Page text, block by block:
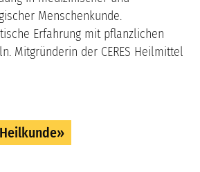
Menschenkunde.
Erfahrung mit pflanzlichen
Mitgründerin der CERES Heilmittel